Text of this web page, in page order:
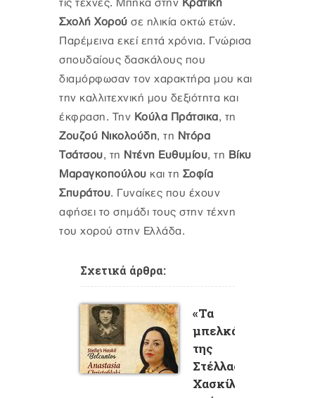
τις τέχνες. Μπήκα στην Κρατική
Σχολή Χορού σε ηλικία οκτώ ετών.
Παρέμεινα εκεί επτά χρόνια. Γνώρισα
σπουδαίους δασκάλους που
διαμόρφωσαν τον χαρακτήρα μου και
την καλλιτεχνική μου δεξιότητα και
έκφραση. Την Κούλα Πράτσικα, τη
Ζουζού Νικολούδη, τη Ντόρα
Τσάτσου, τη Ντένη Ευθυμίου, τη Βίκυ
Μαραγκοπούλου και τη Σοφία
Σπυράτου. Γυναίκες που έχουν
αφήσει το σημάδι τους στην τέχνη
του χορού στην Ελλάδα.
Σχετικά άρθρα:
«Τα
μπελκάντο
της
Στέλλας
Χασκίλ»